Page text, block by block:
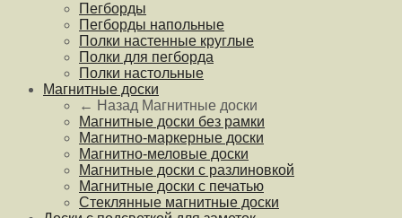
Пегборды
Пегборды напольные
Полки настенные круглые
Полки для пегборда
Полки настольные
Магнитные доски
← Назад Магнитные доски
Магнитные доски без рамки
Магнитно-маркерные доски
Магнитно-меловые доски
Магнитные доски с разлиновкой
Магнитные доски с печатью
Стеклянные магнитные доски